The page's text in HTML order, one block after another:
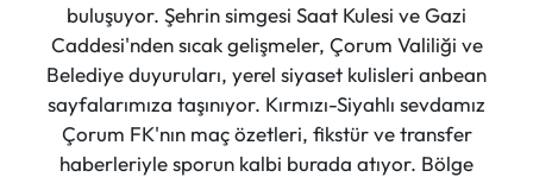
buluşuyor. Şehrin simgesi Saat Kulesi ve Gazi
Caddesi'nden sıcak gelişmeler, Çorum Valiliği ve
Belediye duyuruları, yerel siyaset kulisleri anbean
sayfalarımıza taşınıyor. Kırmızı-Siyahlı sevdamız
Çorum FK'nın maç özetleri, fikstür ve transfer
haberleriyle sporun kalbi burada atıyor. Bölge